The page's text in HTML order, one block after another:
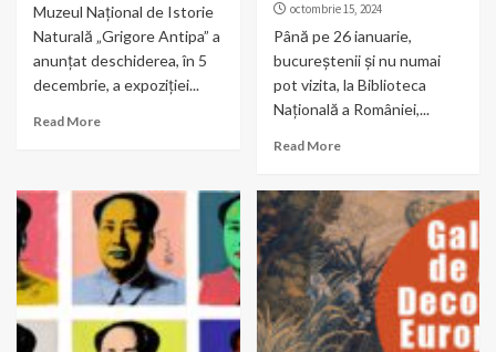
Muzeul Național de Istorie
Naturală „Grigore Antipa” a
anunțat deschiderea, în 5
decembrie, a expoziției...
Read More
octombrie 15, 2024
Până pe 26 ianuarie,
bucureștenii și nu numai
pot vizita, la Biblioteca
Națională a României,...
Read More